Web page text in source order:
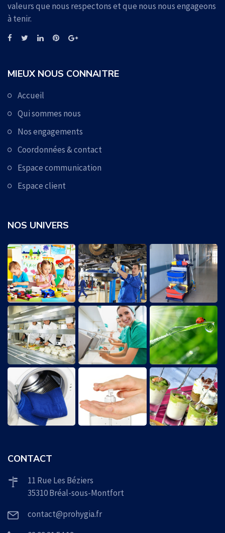
valeurs que nous respectons et que nous nous engageons
à tenir.
MIEUX NOUS CONNAITRE
Accueil
Qui sommes nous
Nos engagements
Coordonnées & contact
Espace communication
Espace client
NOS UNIVERS
CONTACT
11 Rue Les Béziers
35310 Bréal-sous-Montfort
contact@prohygia.fr